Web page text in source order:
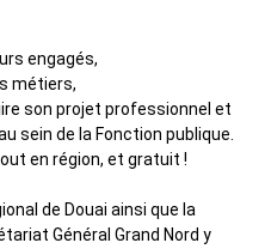
engagés,
métiers,
son projet professionnel et
sein de la Fonction publique.
en région, et gratuit !
de Douai ainsi que la
Général Grand Nord y